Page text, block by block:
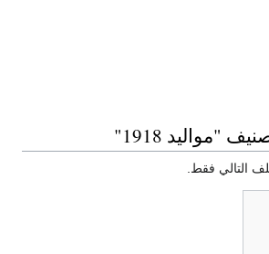
"مواليد 1918"
التالي فقط.